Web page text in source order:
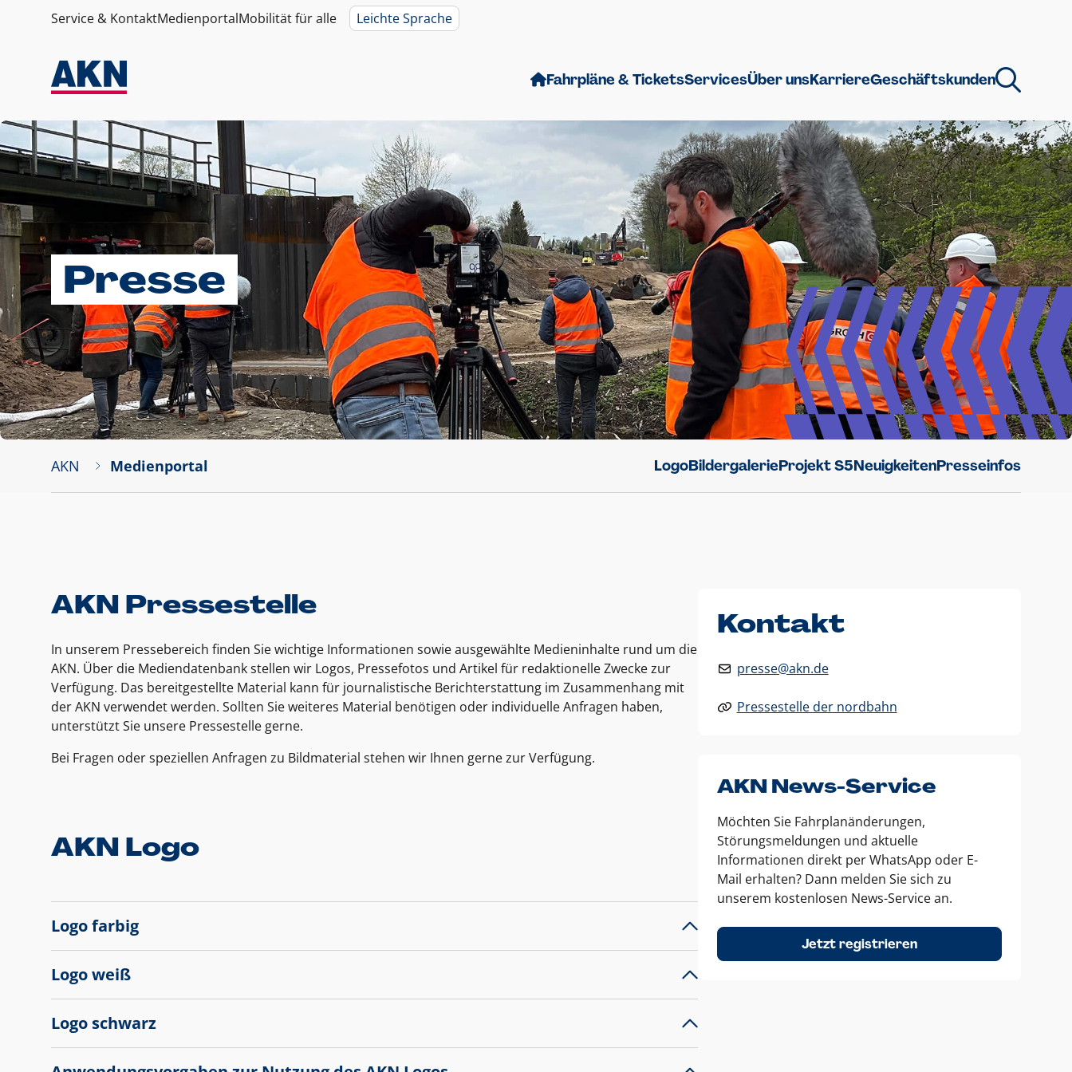
Service & KontaktMedienportalMobilität für alle Leichte Sprache
Fahrpläne & TicketsServicesÜber unsKarriereGeschäftskunden
Presse
AKN Medienportal LogoBildergalerieProjekt S5NeuigkeitenPresseinfos
AKN Pressestelle
In unserem Pressebereich finden Sie wichtige Informationen sowie ausgewählte Medieninhalte rund um die
AKN. Über die Mediendatenbank stellen wir Logos, Pressefotos und Artikel für redaktionelle Zwecke zur
Verfügung. Das bereitgestellte Material kann für journalistische Berichterstattung im Zusammenhang mit
der AKN verwendet werden. Sollten Sie weiteres Material benötigen oder individuelle Anfragen haben,
unterstützt Sie unsere Pressestelle gerne.
Bei Fragen oder speziellen Anfragen zu Bildmaterial stehen wir Ihnen gerne zur Verfügung.
AKN Logo
Logo farbig
Logo weiß
Logo schwarz
Kontakt
presse@akn.de
Pressestelle der nordbahn
AKN News-Service
Möchten Sie Fahrplanänderungen,
Störungsmeldungen und aktuelle
Informationen direkt per WhatsApp oder E-
Mail erhalten? Dann melden Sie sich zu
unserem kostenlosen News-Service an.
Jetzt registrieren